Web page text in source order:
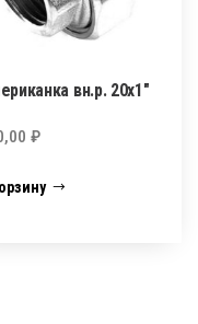
вн.р. 20х1″
₽